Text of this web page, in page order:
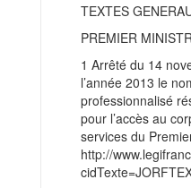
TEXTES
PREMIER
1 Arrêté du 14
l’année 2013 le
professionnalisé
pour l’accès au
services du
http://